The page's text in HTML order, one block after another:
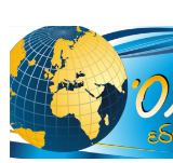
στο
περιεχόμενο